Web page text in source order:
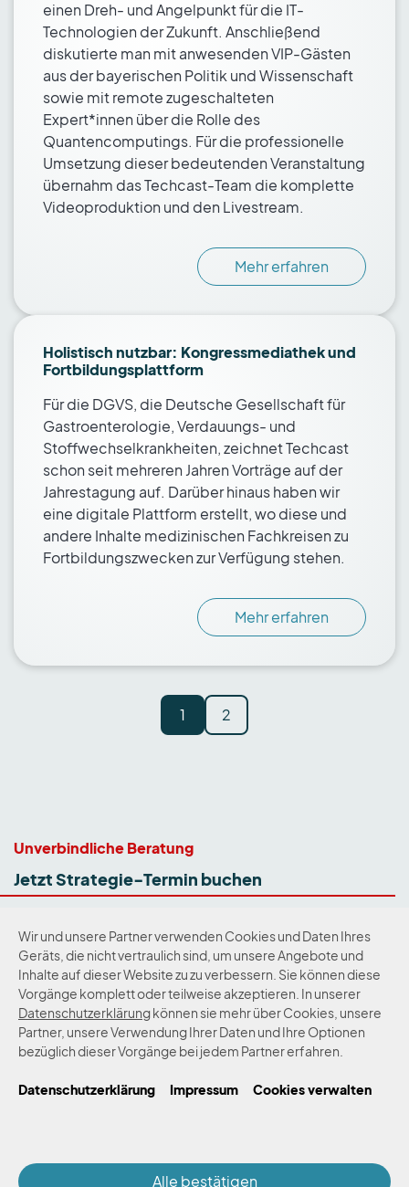
einen Dreh- und Angelpunkt für die IT-
Technologien der Zukunft. Anschließend
diskutierte man mit anwesenden VIP-Gästen
aus der bayerischen Politik und Wissenschaft
sowie mit remote zugeschalteten
Expert*innen über die Rolle des
Quantencomputings. Für die professionelle
Umsetzung dieser bedeutenden Veranstaltung
übernahm das Techcast-Team die komplette
Videoproduktion und den Livestream.
Mehr erfahren
Holistisch nutzbar: Kongressmediathek und
Fortbildungsplattform
Für die DGVS, die Deutsche Gesellschaft für
Gastroenterologie, Verdauungs- und
Stoffwechselkrankheiten, zeichnet Techcast
schon seit mehreren Jahren Vorträge auf der
Jahrestagung auf. Darüber hinaus haben wir
eine digitale Plattform erstellt, wo diese und
andere Inhalte medizinischen Fachkreisen zu
Fortbildungszwecken zur Verfügung stehen.
Mehr erfahren
1 2
Unverbindliche Beratung
Jetzt Strategie-Termin buchen
Zum Newsletter
Kontakt Impressum Datenschutz
Wir und unsere Partner verwenden Cookies und Daten Ihres
Geräts, die nicht vertraulich sind, um unsere Angebote und
Inhalte auf dieser Website zu zu verbessern. Sie können diese
Vorgänge komplett oder teilweise akzeptieren. In unserer
Datenschutzerklärungkönnen sie mehr über Cookies, unsere
Partner, unsere Verwendung Ihrer Daten und Ihre Optionen
bezüglich dieser Vorgänge bei jedem Partner erfahren.
Datenschutzerklärung Impressum Cookies verwalten
Alle bestätigen